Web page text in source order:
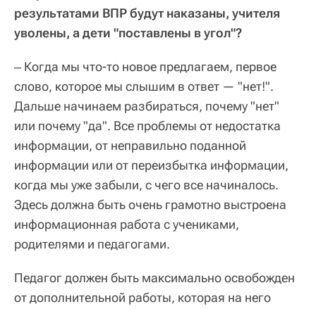
результатами ВПР будут наказаны, учителя
уволены, а дети "поставлены в угол"?
‒ Когда мы что-то новое предлагаем, первое
слово, которое мы слышим в ответ — "нет!".
Дальше начинаем разбираться, почему "нет"
или почему "да". Все проблемы от недостатка
информации, от неправильно поданной
информации или от переизбытка информации,
когда мы уже забыли, с чего все начиналось.
Здесь должна быть очень грамотно выстроена
информационная работа с учениками,
родителями и педагогами.
Педагог должен быть максимально освобожден
от дополнительной работы, которая на него